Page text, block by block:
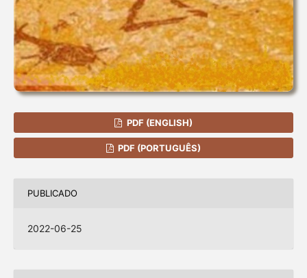
PDF (ENGLISH)
PDF (PORTUGUÊS)
PUBLICADO
2022-06-25